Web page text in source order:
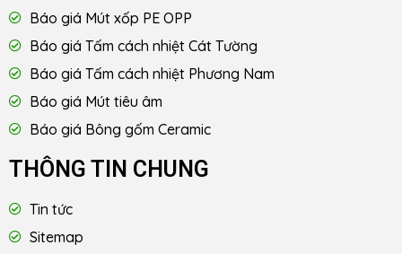
Báo giá Mút xốp PE OPP
Báo giá Tấm cách nhiệt Cát Tường
Báo giá Tấm cách nhiệt Phương Nam
Báo giá Mút tiêu âm
Báo giá Bông gốm Ceramic
THÔNG TIN CHUNG
Tin tức
Sitemap